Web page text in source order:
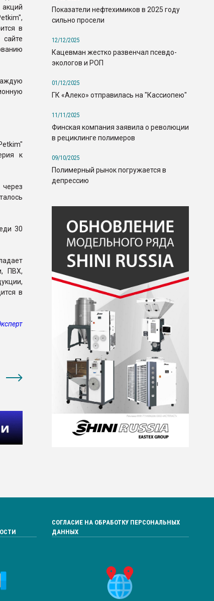
в
к
30
ПВХ,
в
Показатели нефтехимиков в 2025 году
сильно просели
12/12/2025
Кацевман жестко развенчал псевдо-
экологов и РОП
01/12/2025
ГК «Алеко» отправилась на "Кассиопею"
11/11/2025
Финская компания заявила о революции
в рециклинге полимеров
09/10/2025
Полимерный рынок погружается в
депрессию
СОГЛАСИЕ НА ОБРАБОТКУ ПЕРСОНАЛЬНЫХ
ДАННЫХ